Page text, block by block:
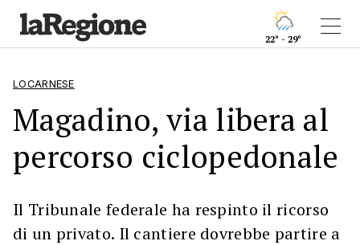
22° - 29°
LOCARNESE
Magadino, via libera al
percorso ciclopedonale
Il Tribunale federale ha respinto il ricorso
di un privato. Il cantiere dovrebbe partire a